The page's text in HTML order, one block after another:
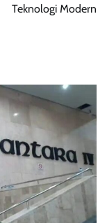
Teknologi Modern